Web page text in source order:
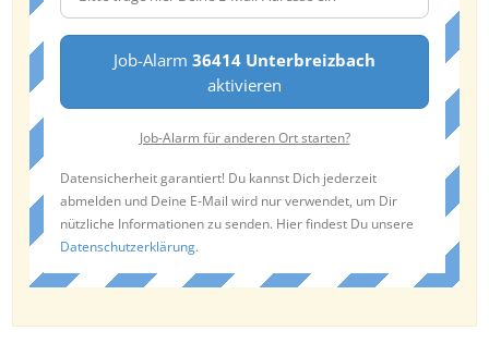
Job-Alarm 36414 Unterbreizbach
aktivieren
Job-Alarm für anderen Ort starten?
Datensicherheit garantiert! Du kannst Dich jederzeit
abmelden und Deine E-Mail wird nur verwendet, um Dir
nützliche Informationen zu senden. Hier findest Du unsere
Datenschutzerklärung.